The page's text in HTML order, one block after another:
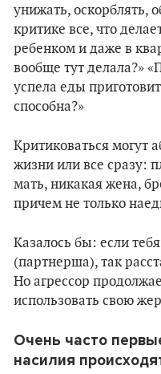
унижать, оскорблять,
критике все, что
ребенком и даже в
вообще тут делала?»
успела еды
способна?»
Критиковаться могут
жизни или все сразу:
мать, никакая жена,
причем не только
Казалось бы: если
(партнерша), так
Но агрессор
использовать свою
Очень часто
насилия